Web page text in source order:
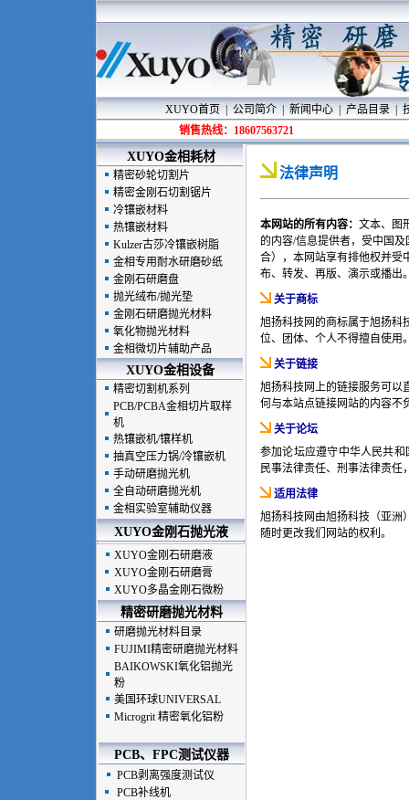
XUYO首页 公司简介 新闻中心 产品目录
销售热线：18607563721
XUYO金相耗材
精密砂轮切割片
精密金刚石切割锯片
冷镶嵌材料
热镶嵌材料
Kulzer古莎冷镶嵌树脂
金相专用耐水研磨砂纸
金刚石研磨盘
抛光绒布/抛光垫
金刚石研磨抛光材料
氧化物抛光材料
金相微切片辅助产品
XUYO金相设备
精密切割机系列
PCB/PCBA金相切片取样
机
热镶嵌机/镶样机
抽真空压力锅/冷镶嵌机
手动研磨抛光机
全自动研磨抛光机
金相实验室辅助仪器
XUYO金刚石抛光液
XUYO金刚石研磨液
XUYO金刚石研磨膏
XUYO多晶金刚石微粉
精密研磨抛光材料
研磨抛光材料目录
FUJIMI精密研磨抛光材料
BAIKOWSKI氧化铝抛光
粉
美国环球UNIVERSAL
Microgrit 精密氧化铝粉
PCB、FPC测试仪器
PCB剥离强度测试仪
PCB补线机
法律声明
本网站的所有内容： 文本、图
的内容/信息提供者，受中国
合），本网站享有排他权并受
布、转发、再版、演示或播出
关于商标
旭扬科技网的商标属于旭扬科
位、团体、个人不得擅自使用
关于链接
旭扬科技网上的链接服务可以
何与本站点链接网站的内容不
关于论坛
参加论坛应遵守中华人民共
民事法律责任、刑事法律责任
适用法律
旭扬科技网由旭扬科技（亚洲
随时更改我们网站的权利。